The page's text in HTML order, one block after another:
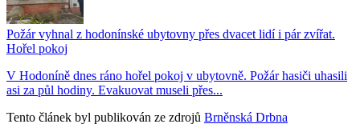
Požár vyhnal z hodonínské ubytovny přes dvacet lidí i pár zvířat.
Hořel pokoj
V Hodoníně dnes ráno hořel pokoj v ubytovně. Požár hasiči uhasili
asi za půl hodiny. Evakuovat museli přes...
Tento článek byl publikován ze zdrojů Brněnská Drbna